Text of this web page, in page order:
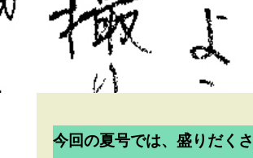
今回の夏号では、盛りだく